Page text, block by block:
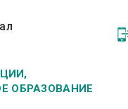
ОБРАЗОВАНИЕ